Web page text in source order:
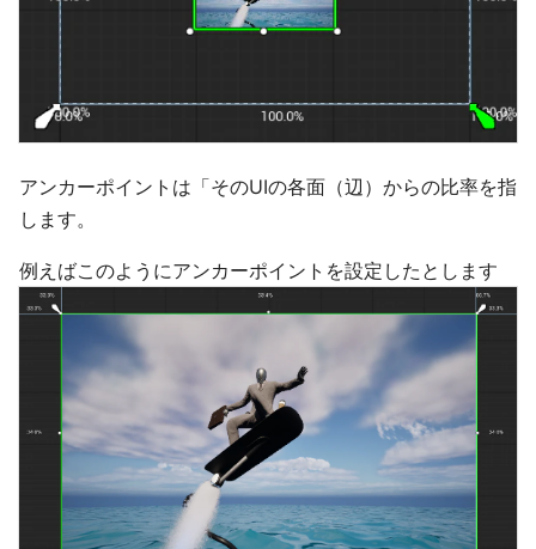
アンカーポイントは「そのUIの各面（辺）からの比率を指
します。
例えばこのようにアンカーポイントを設定したとします